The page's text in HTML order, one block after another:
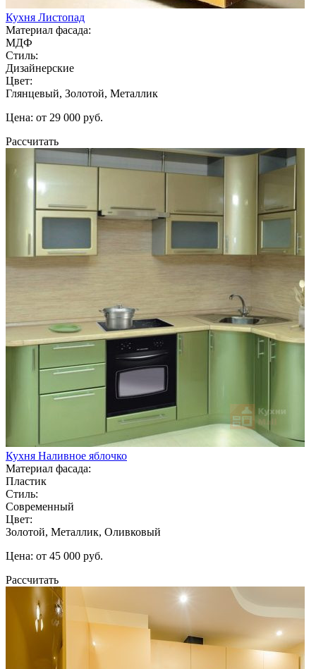
Кухня Листопад
Материал фасада:
МДФ
Стиль:
Дизайнерские
Цвет:
Глянцевый, Золотой, Металлик
Цена: от 29 000 руб.
Рассчитать
Кухня Наливное яблочко
Материал фасада:
Пластик
Стиль:
Современный
Цвет:
Золотой, Металлик, Оливковый
Цена: от 45 000 руб.
Рассчитать